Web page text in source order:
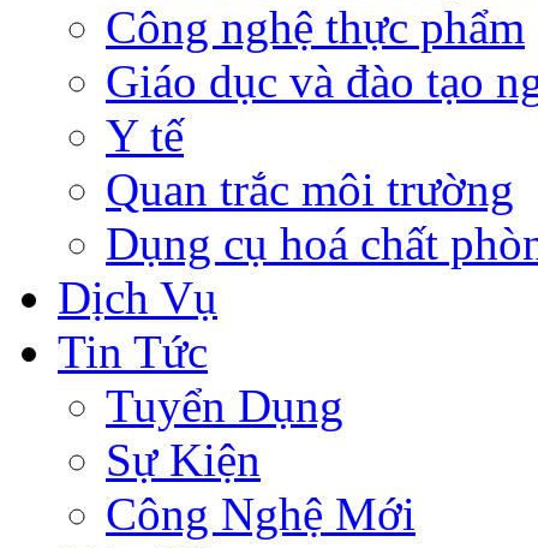
Công nghệ thực phẩm
Giáo dục và đào tạo
Y tế
Quan trắc môi trường
Dụng cụ hoá chất
Dịch Vụ
Tin Tức
Tuyển Dụng
Sự Kiện
Công Nghệ Mới